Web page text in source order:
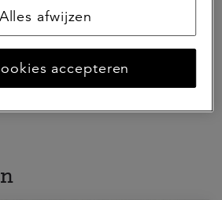
Alles afwijzen
accepteren